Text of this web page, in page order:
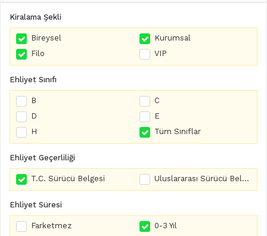
Kiralama Şekli
Bireysel
Kurumsal
Filo
VIP
Ehliyet Sınıfı
B
C
D
E
H
Tüm Sınıflar
Ehliyet Geçerliliği
T.C. Sürücü Belgesi Uluslararası Sürücü Belgesi
Ehliyet Süresi
Farketmez
0-3 Yıl